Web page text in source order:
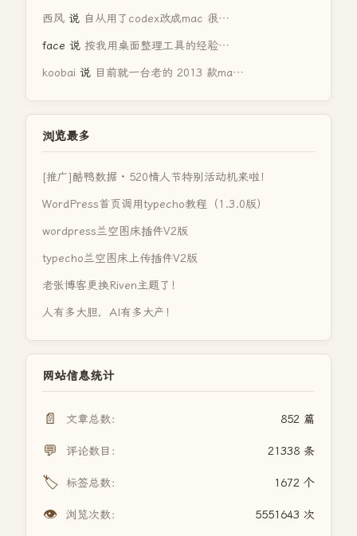
西风 说 自从用了codex改成mac 很…
face 说 按我用桌面整理工具的经验…
koobai 说 目前就一台老的 2013 款ma…
浏览最多
[推广]酷鸭数据 · 520情人节特别活动机来啦！
WordPress首页调用typecho教程（1.3.0版）
wordpress兰空图床插件V2版
typecho兰空图床上传插件V2版
老张博客更换Riven主题了！
人有多大胆，AI有多大产！
网站信息统计
📄 文章总数： 852 篇
💬 评论数目： 21338 条
🏷️ 标签总数： 1672 个
👁️ 浏览次数： 5551643 次